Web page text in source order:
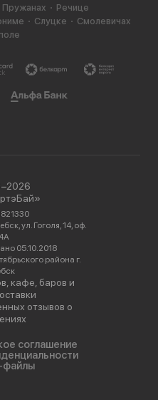
Пружанах
Речице
Слуцке
Смолевичах
ул. Гоголя, 14, оф.
05.10.2018
района г.
кафе, баров и
отзывов о
соглашение
файлы